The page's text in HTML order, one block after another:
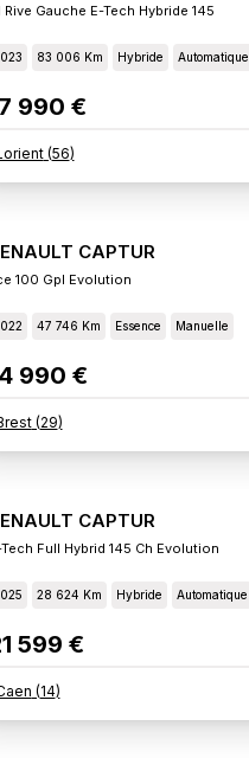
Rive Gauche E-Tech Hybride 145
83 006 Km Hybride Automatique
990 €
(56)
CAPTUR
100 Gpl Evolution
47 746 Km Essence Manuelle
990 €
(29)
CAPTUR
Tech Full Hybrid 145 Ch Evolution
28 624 Km Hybride Automatique
599 €
(14)